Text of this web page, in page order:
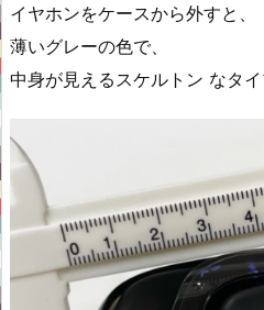
イヤホンをケースから外すと、
薄いグレーの色で、
中身が見えるスケルトン なタイ